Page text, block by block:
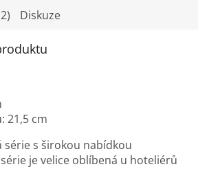
Diskuze
21,5 cm
série s širokou nabídkou
je velice oblíbená u hoteliérů